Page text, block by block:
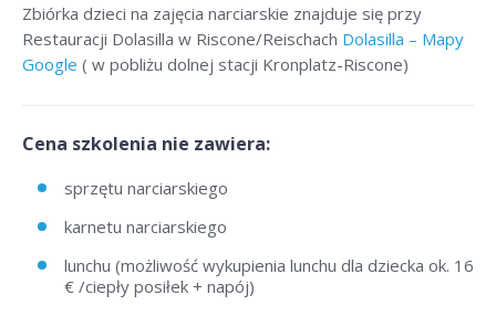
Zbiórka dzieci na zajęcia narciarskie znajduje się przy
Restauracji Dolasilla w Riscone/Reischach Dolasilla – Mapy
Google ( w pobliżu dolnej stacji Kronplatz-Riscone)
Cena szkolenia nie zawiera:
sprzętu narciarskiego
karnetu narciarskiego
lunchu (możliwość wykupienia lunchu dla dziecka ok. 16
€ /ciepły posiłek + napój)